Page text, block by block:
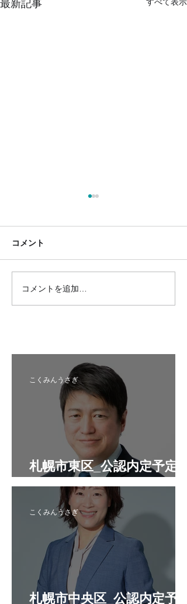
最新記事
札幌市中央区_公認内定予
定候補者
コメント
コメントを追加…
札幌市東区_公認内定予定候
補者
こくみんうさぎ
札幌市中央区_公認内定予定
こくみんうさぎ